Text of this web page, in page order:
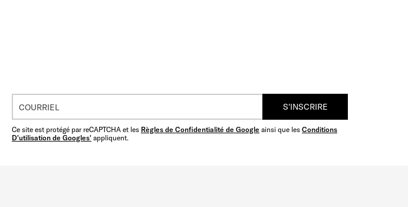
S'INSCRIRE
Ce site est protégé par reCAPTCHA et les Règles de Confidentialité de Google ainsi que les Conditions
D'utilisation de Googles' appliquent.